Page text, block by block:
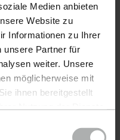
Medien anbieten
Website zu
Informationen zu Ihrer
unsere Partner für
weiter. Unsere
möglicherweise mit
ihnen bereitgestellt
Sie unter